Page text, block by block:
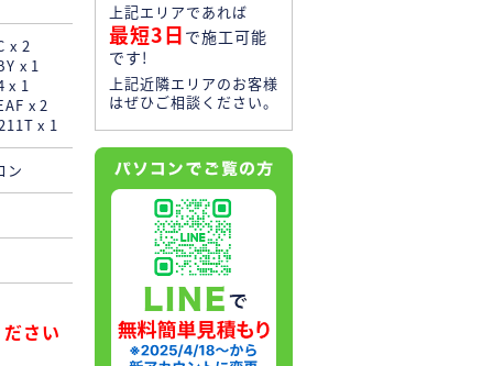
x 2
x 1
x 1
x 2
x 1
ン
さい
上記エリアであれば
最短3日 で施工可能
です!
上記近隣エリアのお客様
はぜひご相談ください。